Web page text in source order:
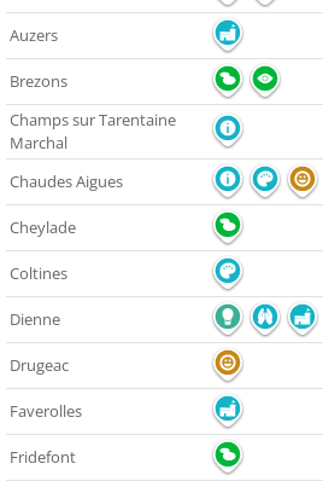
Auzers
Brezons
Champs sur Tarentaine
Marchal
Chaudes Aigues
Cheylade
Coltines
Dienne
Drugeac
Faverolles
Fridefont